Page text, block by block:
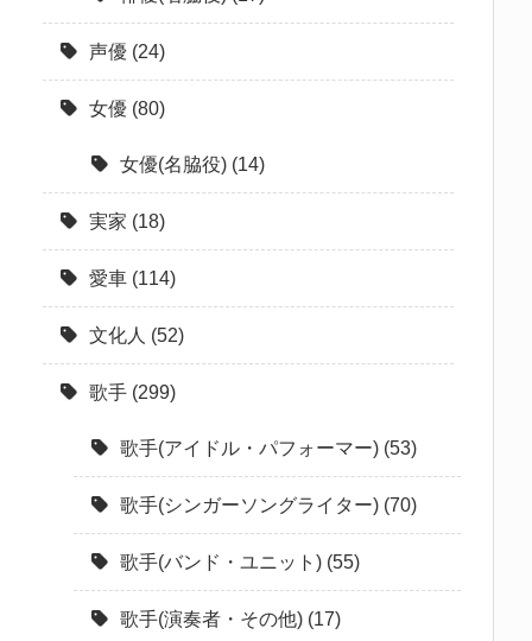
声優 (24)
女優 (80)
女優(名脇役) (14)
実家 (18)
愛車 (114)
文化人 (52)
歌手 (299)
歌手(アイドル・パフォーマー) (53)
歌手(シンガーソングライター) (70)
歌手(バンド・ユニット) (55)
歌手(演奏者・その他) (17)